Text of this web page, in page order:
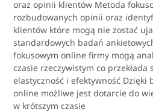
oraz opinii klientów Metoda
rozbudowanych opinii oraz
klientów które mogą nie zostać
standardowych badań
fokusowym online firmy mogą
czasie rzeczywistym co przekłada
elastyczność i efektywność Dzięki
online możliwe jest dotarcie do
w krótszym czasie